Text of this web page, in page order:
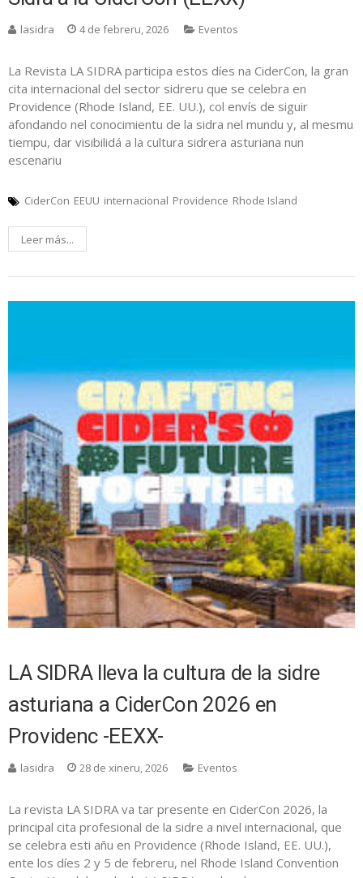
lasidra 4 de febreru, 2026 Eventos
La Revista LA SIDRA participa estos díes na CiderCon, la gran
cita internacional del sector sidreru que se celebra en
Providence (Rhode Island, EE. UU.), col envís de siguir
afondando nel conocimientu de la sidra nel mundu y, al mesmu
tiempu, dar visibilidá a la cultura sidrera asturiana nun
escenariu
CiderCon EEUU internacional Providence Rhode Island
Leer más...
LA SIDRA lleva la cultura de la sidre
asturiana a CiderCon 2026 en
Providenc -EEXX-
lasidra 28 de xineru, 2026 Eventos
La revista LA SIDRA va tar presente en CiderCon 2026, la
principal cita profesional de la sidre a nivel internacional, que
se celebra esti añu en Providence (Rhode Island, EE. UU.),
ente los díes 2 y 5 de febreru, nel Rhode Island Convention